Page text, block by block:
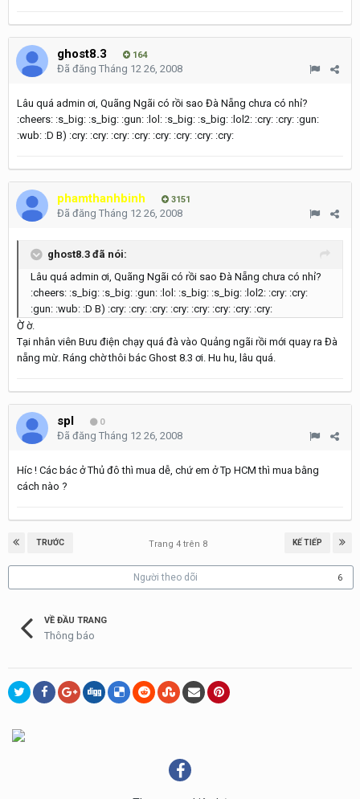
ghost8.3 164
Đã đăng Tháng 12 26, 2008
Lâu quá admin ơi, Quãng Ngãi có rồi sao Đà Nẵng chưa có nhỉ?
:cheers: :s_big: :s_big: :gun: :lol: :s_big: :s_big: :lol2: :cry: :cry: :gun:
:wub: :D B) :cry: :cry: :cry: :cry: :cry: :cry: :cry: :cry:
phamthanhbinh 3151
Đã đăng Tháng 12 26, 2008
ghost8.3 đã nói:
Lâu quá admin ơi, Quãng Ngãi có rồi sao Đà Nẵng chưa có nhỉ?
:cheers: :s_big: :s_big: :gun: :lol: :s_big: :s_big: :lol2: :cry: :cry:
:gun: :wub: :D B) :cry: :cry: :cry: :cry: :cry: :cry: :cry: :cry:
Ờ ờ.
Tại nhân viên Bưu điện chạy quá đà vào Quảng ngãi rồi mới quay ra Đà
nẵng mừ. Ráng chờ thôi bác Ghost 8.3 ơi. Hu hu, lâu quá.
spl 0
Đã đăng Tháng 12 26, 2008
Híc ! Các bác ở Thủ đô thì mua dễ, chứ em ở Tp HCM thì mua bằng
cách nào ?
TRƯỚC KẾ TIẾP
Trang 4 trên 8
Người theo dõi 6
VỀ ĐẦU TRANG
Thông báo